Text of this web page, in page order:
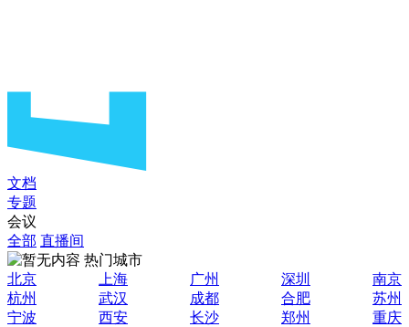
文档
专题
会议
全部 直播间
热门城市
北京
上海 广州 深圳
南京
杭州
武汉 成都 合肥
苏州
宁波
西安 长沙 郑州
重庆